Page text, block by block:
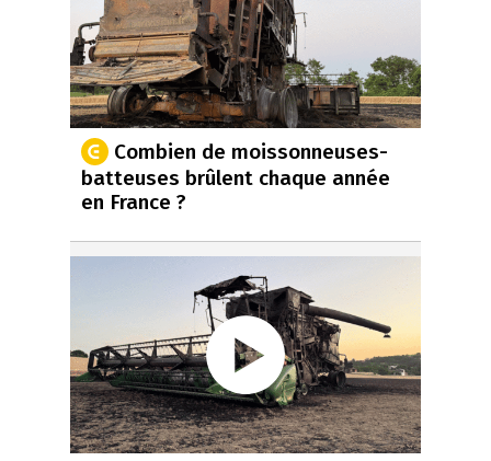
Combien de moissonneuses-
batteuses brûlent chaque année
en France ?